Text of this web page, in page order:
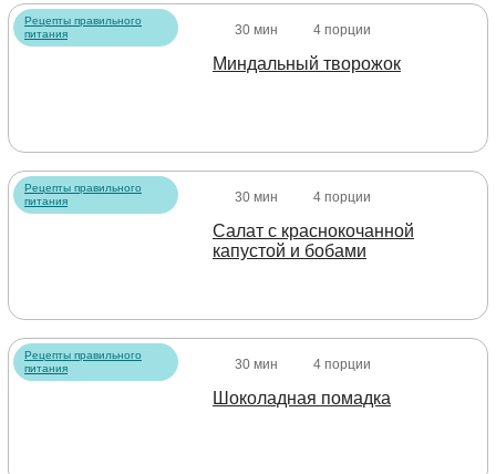
Рецепты правильного
питания
30 мин 4 порции
Миндальный творожок
Рецепты правильного
питания
30 мин 4 порции
Салат с краснокочанной
капустой и бобами
Рецепты правильного
питания
30 мин 4 порции
Шоколадная помадка